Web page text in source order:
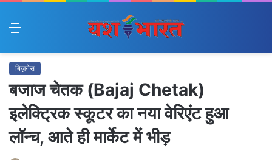
Menu
बिज़नेस
बजाज चेतक (Bajaj Chetak)
इलेक्ट्रिक स्कूटर का नया वेरिएंट हुआ
लॉन्च, आते ही मार्केट में भीड़